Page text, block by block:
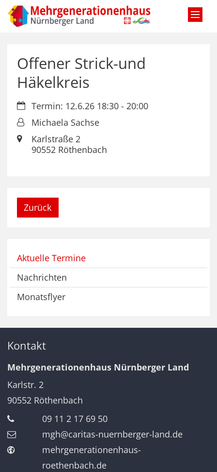
Zum Inhalt springen
Offener Strick-und
Häkelkreis
Datum:Termin: 12.6.26 18:30 - 20:00
Von:Michaela Sachse
Ort: Karlstraße 2
90552 Röthenbach
Zurück
Aktuelle Termine
Nachrichten
Monatsflyer
Kontakt
Mehrgenerationenhaus Nürnberger Land
Karlstr. 2
90552 Röthenbach
09 11 2 17 69 50
mgh@caritas-nuernberger-land.de
mehrgenerationenhaus-
roethenbach.de